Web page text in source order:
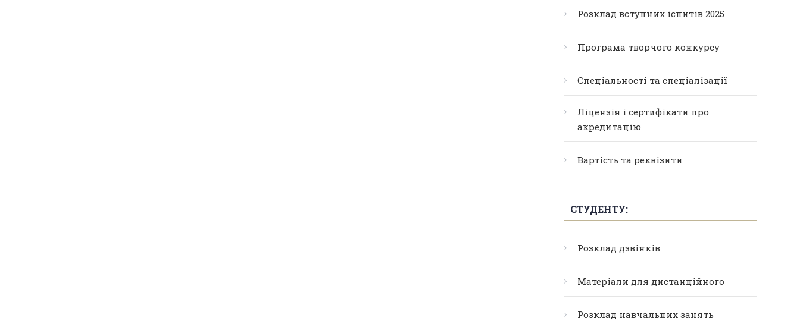
Розклад вступних іспитів 2025
Програма творчого конкурсу
Спеціальності та спеціалізації
Ліцензія і сертифікати про
акредитацію
Вартість та реквізити
СТУДЕНТУ:
Розклад дзвінків
Матеріали для дистанційного
Розклад навчальних занять